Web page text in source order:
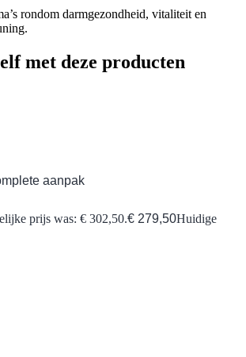
rondom darmgezondheid, vitaliteit en
met deze producten
aanpak
prijs was: € 302,50.€ 279,50Huidige